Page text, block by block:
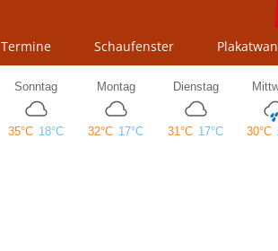
Termine Schaufenster